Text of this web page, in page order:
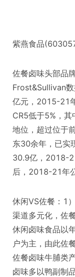
紫燕食品
佐餐卤味头部品
Frost&Sullivan
亿元，2015-21
CR5低于5%，
地位，超过位于
东30余年，已实
30.9亿，2018-
后，2018-21年
休闲VS佐餐：1
渠道多元化，佐
休闲卤味食品以
户为主，由此佐
佐餐卤味牛脯类
卤味多以鸭副制